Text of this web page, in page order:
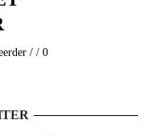
/ / 0